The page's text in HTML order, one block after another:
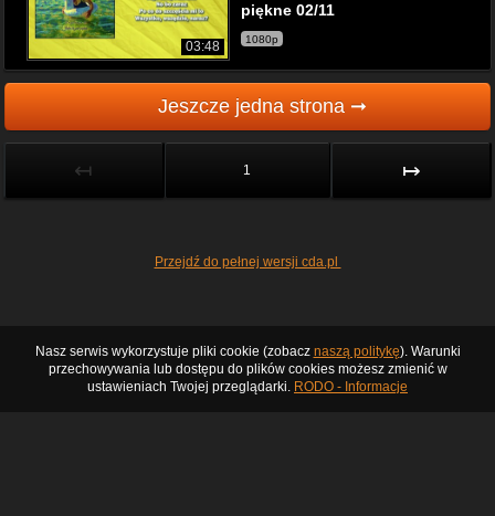
03:48
piękne 02/11
1080p
Jeszcze jedna strona ➞
↤ 1 ↦
Przejdź do pełnej wersji cda.pl
Nasz serwis wykorzystuje pliki cookie (zobacz naszą politykę). Warunki
przechowywania lub dostępu do plików cookies możesz zmienić w
ustawieniach Twojej przeglądarki. RODO - Informacje